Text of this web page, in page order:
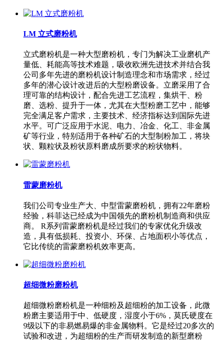
LM 立式磨粉机
立式磨粉机是一种大型磨粉机，专门为解决工业磨机产
量低、耗能高等技术难题，吸收欧洲先进技术并结合我
公司多年先进的磨粉机设计制造理念和市场需求，经过
多年的潜心设计改进后的大型粉磨设备。立磨采用了合
理可靠的结构设计，配合先进工艺流程，集烘干、粉
磨、选粉、提升于一体，尤其在大型粉磨工艺中，能够
完全满足客户需求，主要技术、经济指标达到国际先进
水平。可广泛应用于水泥、电力、冶金、化工、非金属
矿等行业，特别适用于各种矿石的大型制粉加工，将块
状、颗粒状及粉状原料磨成所要求的粉状物料。
雷蒙磨粉机
我们公司专业生产大、中型雷蒙磨粉机，拥有22年磨粉
经验，科菲达已经成为中国领先的磨粉机制造商和供应
商。 R系列雷蒙磨粉机是经过我们的专家优化升级改
造，具有低损耗、投资小、环保、占地面积小等优点，
它比传统的雷蒙磨粉机效率更高。
超细微粉磨粉机
超细微粉磨粉机是一种细粉及超细粉的加工设备，此微
粉磨主要适用于中、低硬度，湿度小于6%，莫氏硬度在
9级以下的非易燃易爆的非金属物料。它是经过20多次的
试验和改进，为超细粉的生产而研发制造的新型磨粉